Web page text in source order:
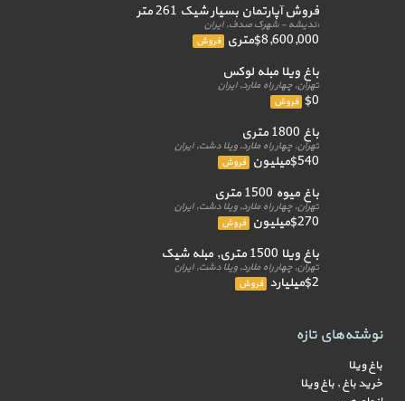
فروش آپارتمان بسیار شیک 261 متر
اندیشه - شهرک صدف, ایران
$8,600,000متری فروش
باغ ویلا مبله لوکس
تهران, چهار راه ملارد, ایران
$0 فروش
باغ 1800 متری
تهران, چهار راه ملارد, ویلا دشت, ایران
$540میلیون فروش
باغ میوه 1500 متری
تهران, چهار راه ملارد, ویلا دشت, ایران
$270میلیون فروش
باغ ویلا 1500 متری, مبله شیک
تهران, چهار راه ملارد, ویلا دشت, ایران
$2میلیارد فروش
نوشته‌های تازه
باغ ویلا
خرید باغ , باغ ویلا